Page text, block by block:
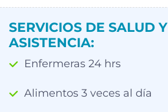
SERVICIOS DE SALUD Y
ASISTENCIA:
Enfermeras 24 hrs
Alimentos 3 veces al día